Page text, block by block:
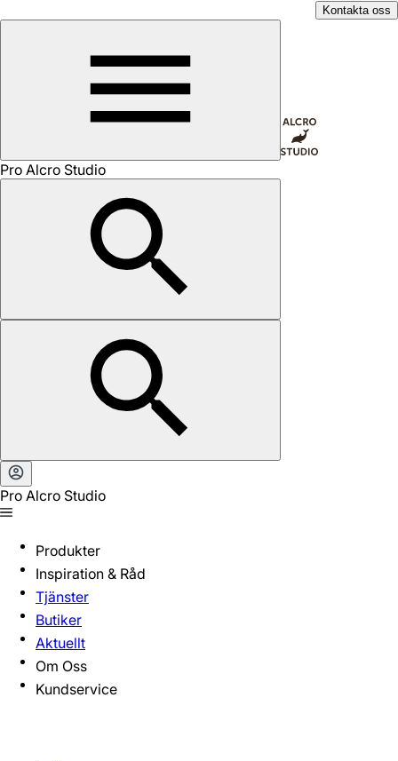
Kontakta oss
Pro Alcro Studio
Pro Alcro Studio
Produkter
Inspiration & Råd
Tjänster
Butiker
Aktuellt
Om Oss
Kundservice